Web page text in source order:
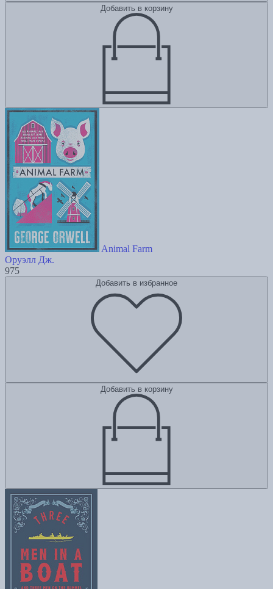
Добавить в корзину
Animal Farm
Оруэлл Дж.
975
Добавить в избранное
Добавить в корзину